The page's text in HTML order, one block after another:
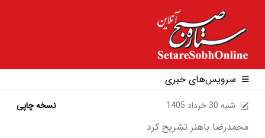
سرویس‌های خبری
1405 شنبه 30 خرداد نسخه چاپی
محمدرضا باهنر تشریح کرد